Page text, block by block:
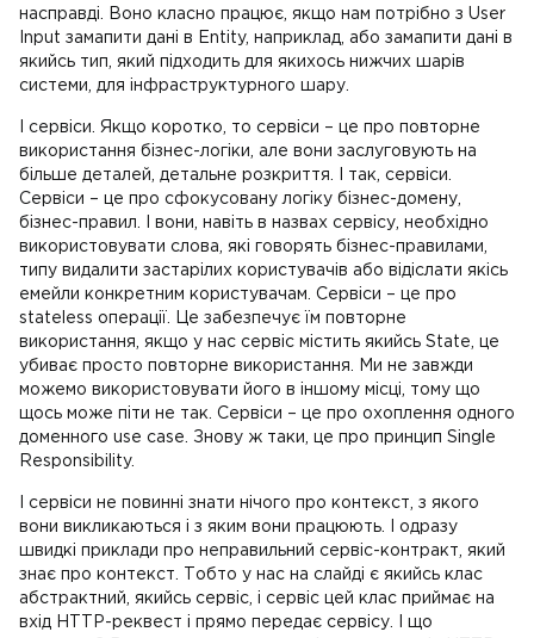
насправді. Воно класно працює, якщо нам потрібно з User
Input замапити дані в Entity, наприклад, або замапити дані в
якийсь тип, який підходить для якихось нижчих шарів
системи, для інфраструктурного шару.
І сервіси. Якщо коротко, то сервіси – це про повторне
використання бізнес-логіки, але вони заслуговують на
більше деталей, детальне розкриття. І так, сервіси.
Сервіси – це про сфокусовану логіку бізнес-домену,
бізнес-правил. І вони, навіть в назвах сервісу, необхідно
використовувати слова, які говорять бізнес-правилами,
типу видалити застарілих користувачів або відіслати якісь
емейли конкретним користувачам. Сервіси – це про
stateless операції. Це забезпечує їм повторне
використання, якщо у нас сервіс містить якийсь State, це
убиває просто повторне використання. Ми не завжди
можемо використовувати його в іншому місці, тому що
щось може піти не так. Сервіси – це про охоплення одного
доменного use case. Знову ж таки, це про принцип Single
Responsibility.
І сервіси не повинні знати нічого про контекст, з якого
вони викликаються і з яким вони працюють. І одразу
швидкі приклади про неправильний сервіс-контракт, який
знає про контекст. Тобто у нас на слайді є якийсь клас
абстрактний, якийсь сервіс, і сервіс цей клас приймає на
вхід HTTP-реквест і прямо передає сервісу. І що